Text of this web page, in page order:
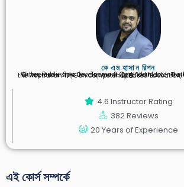
কে এম হাসান রিপন
Writer, Public Speaker, Trainer & Consultant for Industry 4.0, Soft Skills, Entrepreneurship Development,
Certified Master Trainer & Assessor of the Australian TAFE on Competency Based Education,
Executive Director, BSDI
4.6 Instructor Rating
382 Reviews
20 Years of Experience
এই কোর্স সম্পর্কে